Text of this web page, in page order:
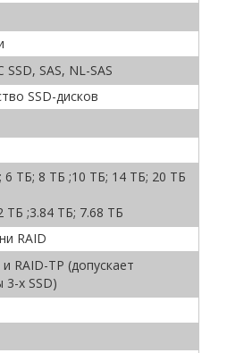
SSD, SAS, NL-SAS
SSD-дисков
6 ТБ; 8 ТБ ;10 ТБ; 14 ТБ; 20 ТБ
ТБ ;3.84 ТБ; 7.68 ТБ
RAID
RAID-TP (допускает
х SSD)